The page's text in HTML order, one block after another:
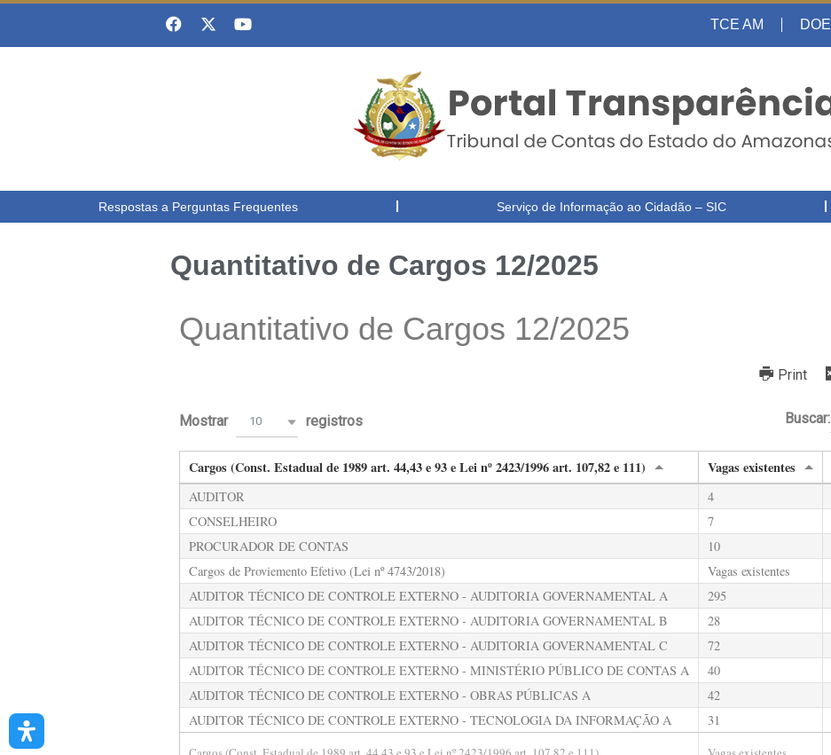
TCE AM DOE
Respostas a Perguntas Frequentes Serviço de Informação ao Cidadão – SIC
Quantitativo de Cargos 12/2025
Quantitativo de Cargos 12/2025
Print
Mostrar 10 registros Buscar:
Cargos (Const. Estadual de 1989 art. 44,43 e 93 e Lei nº 2423/1996 art. 107,82 e 111) Vagas existentes
AUDITOR 4
CONSELHEIRO
7
PROCURADOR DE CONTAS
10
Cargos de Proviemento Efetivo (Lei nº 4743/2018)
Vagas existentes
AUDITOR TÉCNICO DE CONTROLE EXTERNO - AUDITORIA GOVERNAMENTAL A
295
AUDITOR TÉCNICO DE CONTROLE EXTERNO - AUDITORIA GOVERNAMENTAL B
28
AUDITOR TÉCNICO DE CONTROLE EXTERNO - AUDITORIA GOVERNAMENTAL C
72
AUDITOR TÉCNICO DE CONTROLE EXTERNO - MINISTÉRIO PÚBLICO DE CONTAS A
40
AUDITOR TÉCNICO DE CONTROLE EXTERNO - OBRAS PÚBLICAS A
42
AUDITOR TÉCNICO DE CONTROLE EXTERNO - TECNOLOGIA DA INFORMAÇÃO A
31